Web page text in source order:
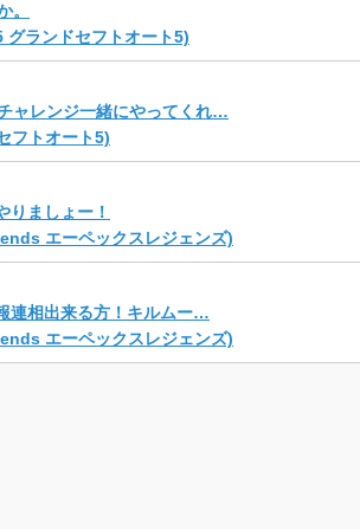
。
グランドセフトオート5)
ャレンジ一緒にやってくれ…
フトオート5)
りましょー！
エーペックスレジェンズ)
連相出来る方！キルムー…
エーペックスレジェンズ)